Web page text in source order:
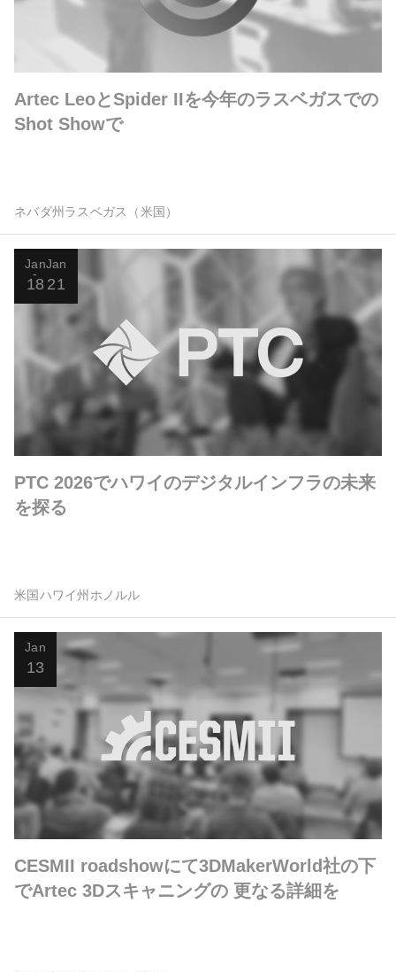
Artec LeoとSpider IIを今年のラスベガスでの
Shot Showで
ネバダ州ラスベガス（米国）
Jan
18
Jan
21
PTC 2026でハワイのデジタルインフラの未来
を探る
米国ハワイ州ホノルル
Jan
13
CESMII roadshowにて3DMakerWorld社の下
でArtec 3Dスキャニングの 更なる詳細を